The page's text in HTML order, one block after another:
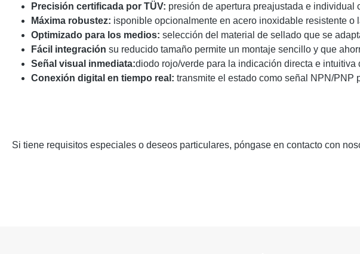
Precisión certificada por TÜV: presión de apertura preajustada e individual
Máxima robustez: isponible opcionalmente en acero inoxidable resistente o
Optimizado para los medios: selección del material de sellado que se
Fácil integración su reducido tamaño permite un montaje sencillo y que
Señal visual inmediata:diodo rojo/verde para la indicación directa e
Conexión digital en tiempo real: transmite el estado como señal NPN/PNP
Si tiene requisitos especiales o deseos particulares, póngase en contacto con